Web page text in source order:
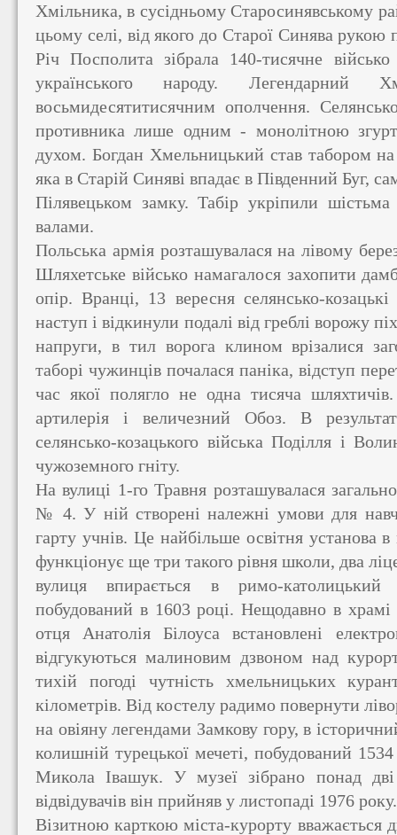
Хмільника, в сусідньому Старосинявському
цьому селі, від якого до Старої Синява рукою
Річ Посполита зібрала 140-тисячне
українського народу. Легендарний
восьмидесятитисячним ополчення.
противника лише одним - монолітною
духом. Богдан Хмельницький став табором
яка в Старій Синяві впадає в Південний Буг,
Пілявецьком замку. Табір укріпили
валами.
Польська армія розташувалася на лівому
Шляхетське військо намагалося захопити
опір. Вранці, 13 вересня селянсько-
наступ і відкинули подалі від греблі ворожу
напруги, в тил ворога клином врізалися
таборі чужинців почалася паніка, відступ
час якої полягло не одна тисяча
артилерія і величезний Обоз. В
селянсько-козацького війська Поділля і
чужоземного гніту.
На вулиці 1-го Травня розташувалася
№ 4. У ній створені належні умови для
гарту учнів. Це найбільше освітня установа
функціонує ще три такого рівня школи, два
вулиця впирається в римо-католицький
побудований в 1603 році. Нещодавно в храмі
отця Анатолія Білоуса встановлені
відгукуються малиновим дзвоном над
тихій погоді чутність хмельницьких
кілометрів. Від костелу радимо повернути
на овіяну легендами Замкову гору, в
колишній турецької мечеті, побудований 1534
Микола Івашук. У музеї зібрано понад
відвідувачів він прийняв у листопаді 1976 року.
Візитною карткою міста-курорту вважається